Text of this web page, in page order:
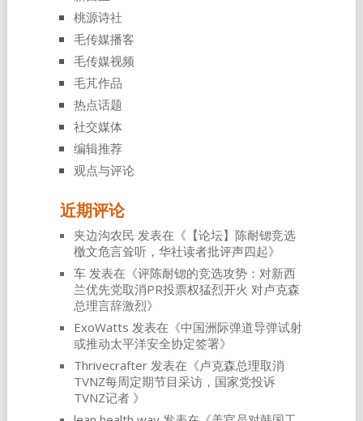
桃源诗社
毛传媒播客
毛传媒视频
毛芃作品
热点话题
社交媒体
编辑推荐
观点与评论
近期评论
夹边沟农民 发表在《 【论坛】陈耐锶竞选
檄文危言耸听，华社读者批评声四起》
车发表在《评陈耐锶的竞选攻势：对新西
兰优先党取消PR投票权猛烈开火 对卢克森
总理言辞激烈》
ExoWatts 发表在《中国洲际弹道导弹试射
或推动太平洋安全协定签署》
Thrivecrafter发表在《卢克森总理取消
TVNZ每周定期节目采访，国家党投诉
TVNZ记者 》